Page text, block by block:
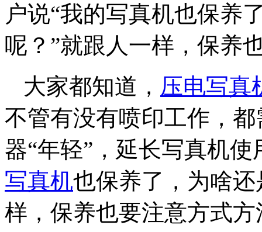
户说“我的写真机也保养
呢？”就跟人一样，保养
大家都知道， 压电写真
不管有没有喷印工作，
器“年轻”，延长写真机
写真机也保养了，为啥
样，保养也要注意方式方